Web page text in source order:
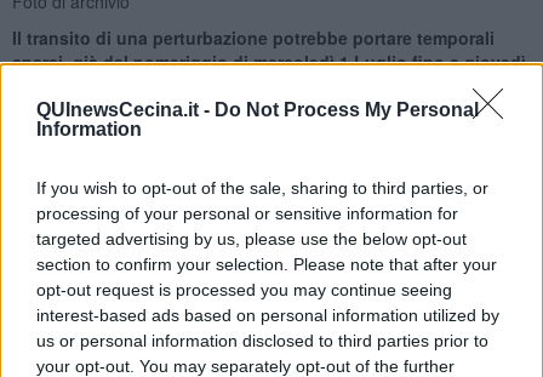
QUInewsCecina.it - Do Not Process My Personal
Information
If you wish to opt-out of the sale, sharing to third parties, or
processing of your personal or sensitive information for
targeted advertising by us, please use the below opt-out
section to confirm your selection. Please note that after your
opt-out request is processed you may continue seeing
interest-based ads based on personal information utilized by
us or personal information disclosed to third parties prior to
your opt-out. You may separately opt-out of the further
​Il transito di una perturbazione potrebbe portare temporali
sparsi, già dal pomeriggio di mercoledì 1 Luglio fino a giovedì
PROVINCIA DI LIVORNO —La Sala operativa delle Protezione
civile regionale ha esteso fino a tutto giovedì 2 luglio il codice giallo
per temporali forti con rischio idrogeologico e idraulico del reticolo
minore in corso per quasi tutta la regione, includendo, dalle 21 di
oggi fino a tutta la giornata di domani, anche le residue zone
meridionali e le isole, inizialmente escluse dall’allerta.